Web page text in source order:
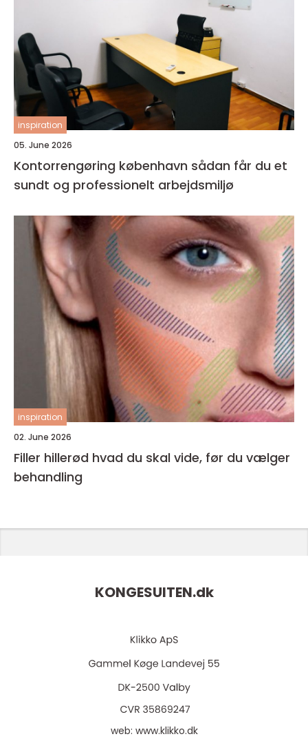
inspiration
05. June 2026
Kontorrengøring københavn sådan får du et
sundt og professionelt arbejdsmiljø
inspiration
02. June 2026
Filler hillerød hvad du skal vide, før du vælger
behandling
KONGESUITEN.dk
web: www.klikko.dk